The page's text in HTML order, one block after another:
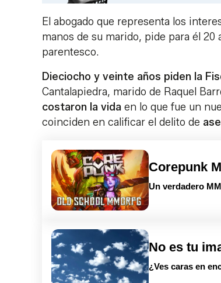
El abogado que representa los
manos de su marido, pide para él
parentesco.
Dieciocho y veinte años piden la
Cantalapiedra, marido de Raquel
costaron la vida en lo que fue un
coinciden en calificar el delito de
Corepunk
Un verdadero
No es tu
¿Ves caras en